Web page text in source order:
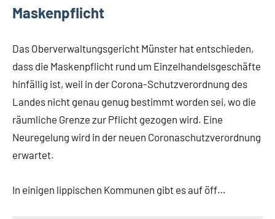
Maskenpflicht
Das Oberverwaltungsgericht Münster hat entschieden,
dass die Maskenpflicht rund um Einzelhandelsgeschäfte
hinfällig ist, weil in der Corona-Schutzverordnung des
Landes nicht genau genug bestimmt worden sei, wo die
räumliche Grenze zur Pflicht gezogen wird. Eine
Neuregelung wird in der neuen Coronaschutzverordnung
erwartet.
In einigen lippischen Kommunen gibt es auf öff…